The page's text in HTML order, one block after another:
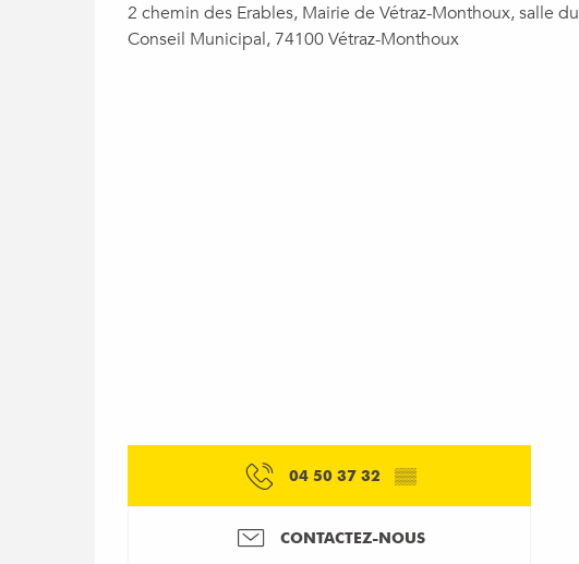
2 chemin des Erables, Mairie de Vétraz-Monthoux, salle du
Conseil Municipal, 74100 Vétraz-Monthoux
04 50 37 32 ▒▒
CONTACTEZ-NOUS